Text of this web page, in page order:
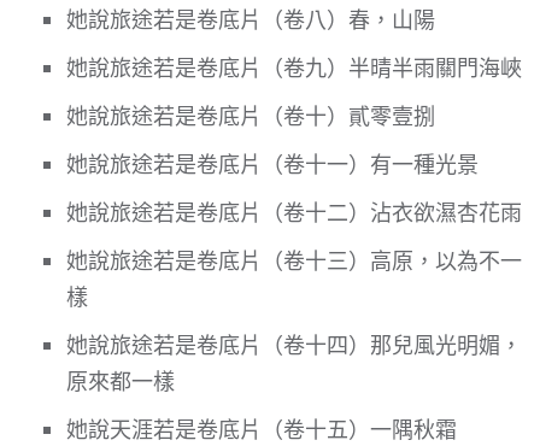
她說旅途若是卷底片（卷八）春，山陽
她說旅途若是卷底片（卷九）半晴半雨關門海峽
她說旅途若是卷底片（卷十）貳零壹捌
她說旅途若是卷底片（卷十一）有一種光景
她說旅途若是卷底片（卷十二）沾衣欲濕杏花雨
她說旅途若是卷底片（卷十三）高原，以為不一
樣
她說旅途若是卷底片（卷十四）那兒風光明媚，
原來都一樣
她說天涯若是卷底片（卷十五）一隅秋霜